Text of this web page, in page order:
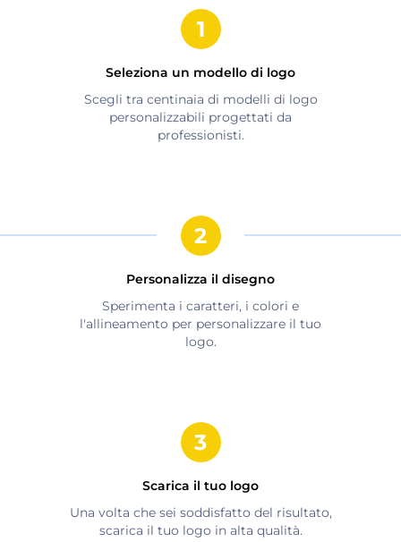
Seleziona un modello di logo
Scegli tra centinaia di modelli di logo
personalizzabili progettati da
professionisti.
Personalizza il disegno
Sperimenta i caratteri, i colori e
l'allineamento per personalizzare il tuo
logo.
Scarica il tuo logo
Una volta che sei soddisfatto del risultato,
scarica il tuo logo in alta qualità.